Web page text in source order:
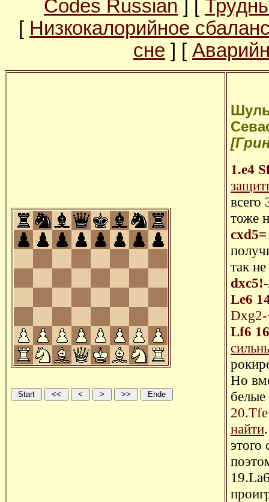
Codes Russian ] [
[ Низкокалорийное
сне ] [
1.e4
всего
тоже
cxd5=
так
Le6
Lf6
Но
найти
этого